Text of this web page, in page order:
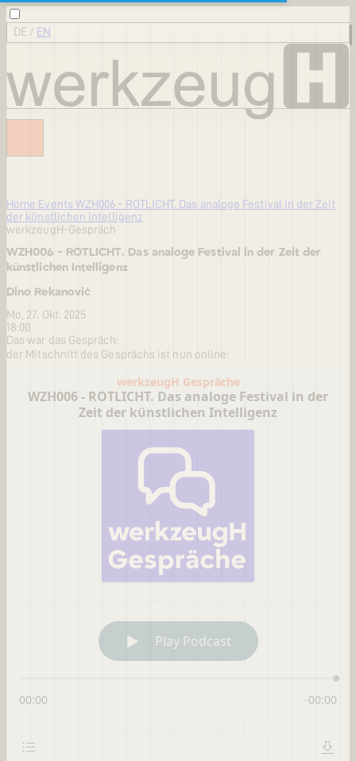
DE / EN
Home Events WZH006 - ROTLICHT. Das analoge Festival in der Zeit
der künstlichen Intelligenz
werkzeugH-Gespräch
WZH006 - ROTLICHT. Das analoge Festival in der Zeit der
künstlichen Intelligenz
Dino Rekanović
Mo, 27. Okt. 2025
18:00
Das war das Gespräch:
der Mitschnitt des Gesprächs ist nun online: